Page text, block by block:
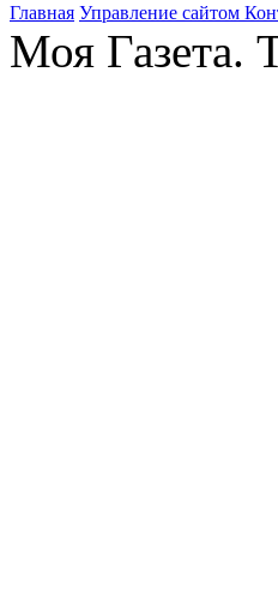
Главная Управление сайтом
Моя Газета.